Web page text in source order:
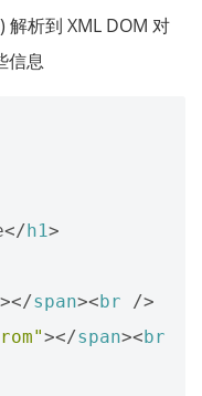
) 解析到 XML DOM 对
信息
</h1>
></span><br
/>
></span><br